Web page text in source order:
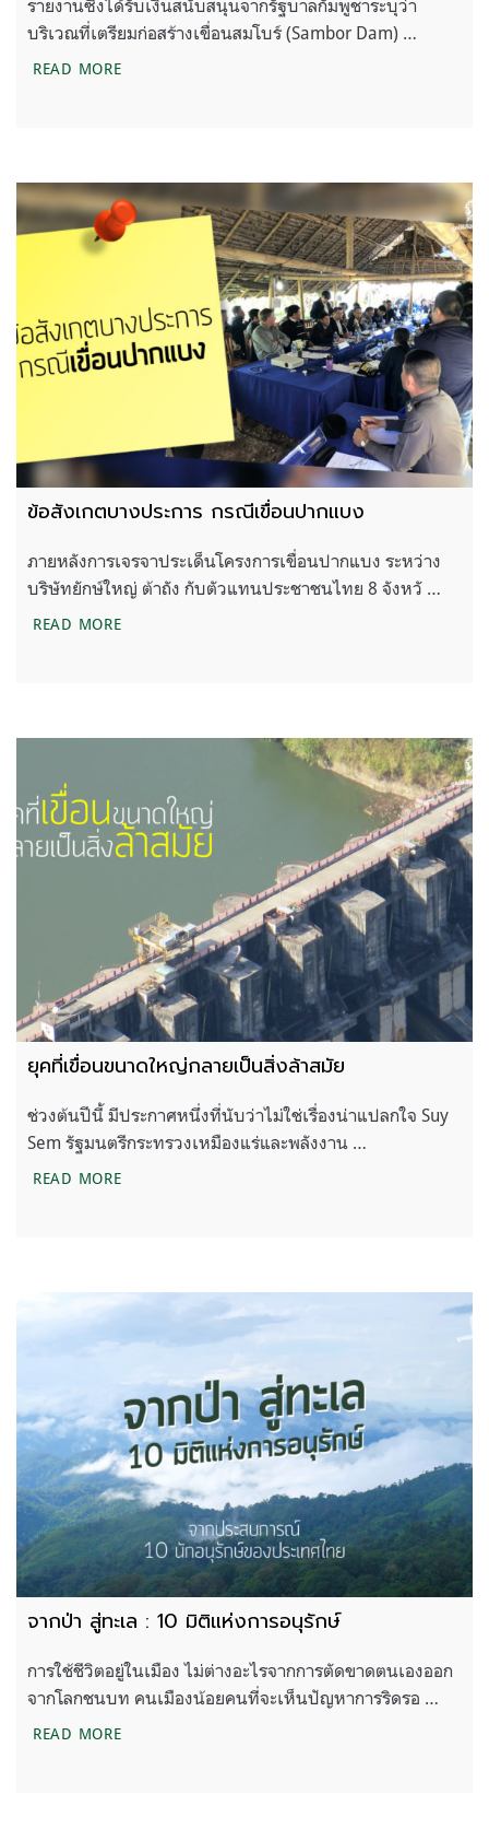
รายงานซึ่งได้รับเงินสนับสนุนจากรัฐบาลกัมพูชาระบุว่า
บริเวณที่เตรียมก่อสร้างเขื่อนสมโบร์ (Sambor Dam) …
READ MOREเขื่อนใหญ่ในกัมพูชากำลังจะฆ่าแม่น้ำโขง
ข้อสังเกตบางประการ กรณีเขื่อนปากแบง
ภายหลังการเจรจาประเด็นโครงการเขื่อนปากแบง ระหว่าง
บริษัทยักษ์ใหญ่ ต้าถัง กับตัวแทนประชาชนไทย 8 จังหวั …
READ MOREข้อสังเกตบางประการ กรณีเขื่อนปากแบง
ยุคที่เขื่อนขนาดใหญ่กลายเป็นสิ่งล้าสมัย
ช่วงต้นปีนี้ มีประกาศหนึ่งที่นับว่าไม่ใช่เรื่องน่าแปลกใจ Suy
Sem รัฐมนตรีกระทรวงเหมืองแร่และพลังงาน …
READ MOREยุคที่เขื่อนขนาดใหญ่กลายเป็นสิ่งล้าสมัย
จากป่า สู่ทะเล : 10 มิติแห่งการอนุรักษ์
การใช้ชีวิตอยู่ในเมือง ไม่ต่างอะไรจากการตัดขาดตนเองออก
จากโลกชนบท คนเมืองน้อยคนที่จะเห็นปัญหาการริดรอ …
READ MOREจากป่า สู่ทะเล : 10 มิติแห่งการอนุรักษ์